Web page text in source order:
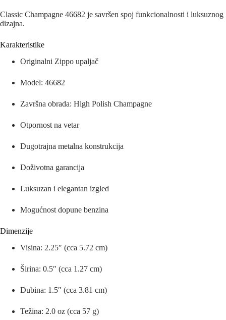
Classic Champagne 46682 je savršen spoj funkcionalnosti i luksuznog
dizajna.
Karakteristike
Originalni Zippo upaljač
Model: 46682
Završna obrada: High Polish Champagne
Otpornost na vetar
Dugotrajna metalna konstrukcija
Doživotna garancija
Luksuzan i elegantan izgled
Mogućnost dopune benzina
Dimenzije
Visina: 2.25″ (cca 5.72 cm)
Širina: 0.5″ (cca 1.27 cm)
Dubina: 1.5″ (cca 3.81 cm)
Težina: 2.0 oz (cca 57 g)